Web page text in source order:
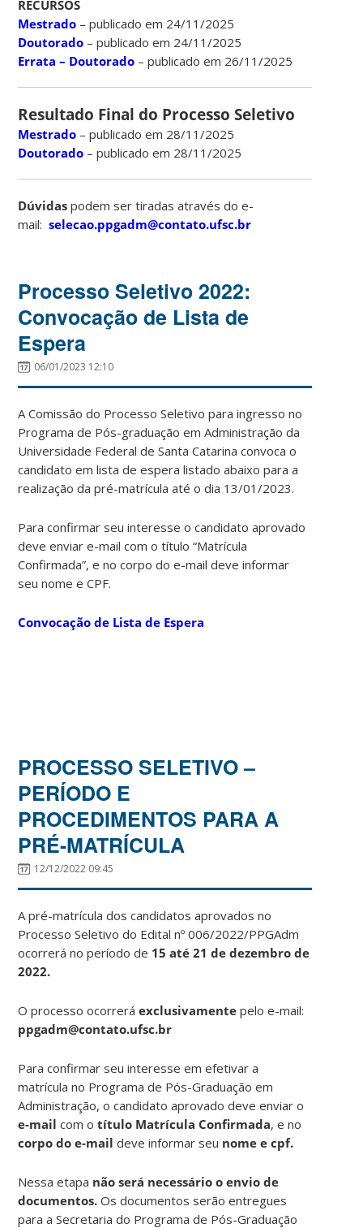
RECURSOS
Mestrado – publicado em 24/11/2025
Doutorado – publicado em 24/11/2025
Errata – Doutorado – publicado em 26/11/2025
Resultado Final do Processo Seletivo
Mestrado – publicado em 28/11/2025
Doutorado – publicado em 28/11/2025
Dúvidas podem ser tiradas através do e-
mail:selecao.ppgadm@contato.ufsc.br
Processo Seletivo 2022:
Convocação de Lista de
Espera
06/01/2023 12:10
A Comissão do Processo Seletivo para ingresso no
Programa de Pós-graduação em Administração da
Universidade Federal de Santa Catarina convoca o
candidato em lista de espera listado abaixo para a
realização da pré-matrícula até o dia 13/01/2023.
Para confirmar seu interesse o candidato aprovado
deve enviar e-mail com o título “Matrícula
Confirmada”, e no corpo do e-mail deve informar
seu nome e CPF.
Convocação de Lista de Espera
PROCESSO SELETIVO –
PERÍODO E
PROCEDIMENTOS PARA A
PRÉ-MATRÍCULA
12/12/2022 09:45
A pré-matrícula dos candidatos aprovados no
Processo Seletivo do Edital nº 006/2022/PPGAdm
ocorrerá no período de 15 até 21 de dezembro de
2022.
O processo ocorreráexclusivamente pelo e-mail:
ppgadm@contato.ufsc.br
Para confirmar seu interesse em efetivar a
matrícula no Programa de Pós-Graduação em
Administração, o candidato aprovado deve enviar o
e-mail com otítulo Matrícula Confirmada, e no
corpo do e-mail deve informar seu nome e cpf.
Nessa etapa não será necessário o envio de
documentos. Os documentos serão entregues
para a Secretaria do Programa de Pós-Graduação